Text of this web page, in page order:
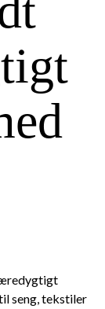
seng, tekstiler